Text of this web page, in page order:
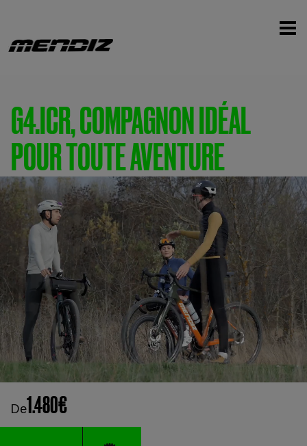
G4.ICR, COMPAGNON IDÉAL
POUR TOUTE AVENTURE
De1.480€